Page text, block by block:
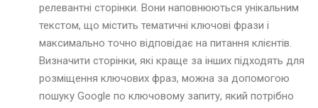
релевантні сторінки. Вони наповнюються унікальним
текстом, що містить тематичні ключові фрази і
максимально точно відповідає на питання клієнтів.
Визначити сторінки, які краще за інших підходять для
розміщення ключових фраз, можна за допомогою
пошуку Google по ключовому запиту, який потрібно